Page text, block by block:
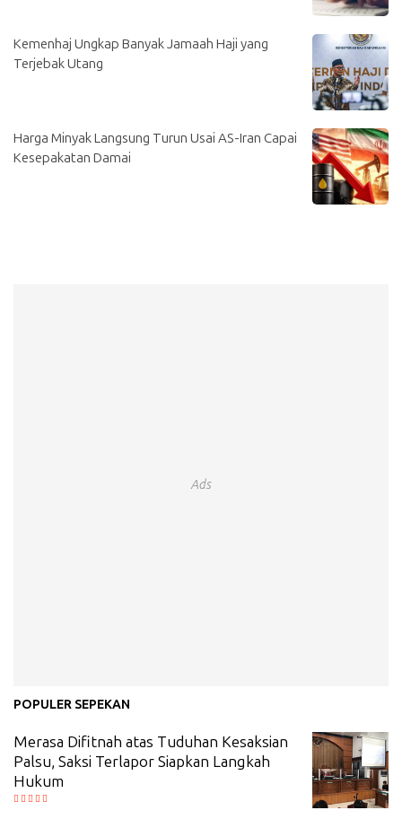
Kemenhaj Ungkap Banyak Jamaah Haji yang
Terjebak Utang
Harga Minyak Langsung Turun Usai AS-Iran Capai
Kesepakatan Damai
Ads
POPULER SEPEKAN
Merasa Difitnah atas Tuduhan Kesaksian
Palsu, Saksi Terlapor Siapkan Langkah
Hukum